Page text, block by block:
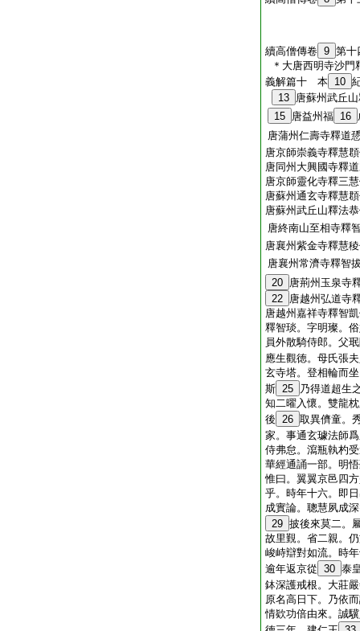
續高僧傳卷 9 第十
＊大唐西明寺沙門
義解篇十 本 10
13 唐蘇州武丘
15 唐益州福 16
唐蒲州仁壽寺釋道
唐京師崇義寺釋慧
唐同州大興國寺釋
唐京師靈化寺釋三
唐蘇州通玄寺釋慧
唐蘇州武丘山釋法
唐終南山至相寺釋
唐襄州紫金寺釋慧
唐襄州常濟寺釋智
20 唐荊州玉泉寺
22 唐越州弘道寺
唐越州嘉祥寺釋智
釋智琰。字明璨。
員外散騎侍郎。父
應生觀徳。母氏張
玄寺塔。登相輪而
斯 25
乃得道超生
知二曜入懷。雙龍
後 26 取異儕童。
家。事通玄璩法師
侍弗怠。瀉瓶執杓
華經通誦一部。明
惟曰。翼翼京邑四
乎。時年十六。即
成實論。聰慧夙成
29 披後來莫二。
故里覲。省二親。
峻峙辯對如流。時
逾年返京從 30 泰
鉢深護戒根。大莊
原名高日下。乃依
情欵功倍由來。誠